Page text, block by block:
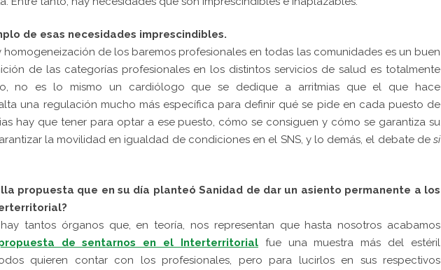
de esas necesidades imprescindibles.
homogeneización de los baremos profesionales en todas las comunidades es un buen
de las categorías profesionales en los distintos servicios de salud es totalmente
no es lo mismo un cardiólogo que se dedique a arritmias que el que hace
una regulación mucho más específica para definir qué se pide en cada puesto de
hay que tener para optar a ese puesto, cómo se consiguen y cómo se garantiza su
la movilidad en igualdad de condiciones en el SNS, y lo demás, el debate de si
propuesta que en su día planteó Sanidad de dar un asiento permanente a los
tantos órganos que, en teoría, nos representan que hasta nosotros acabamos
de sentarnos en el Interterritorialfue una muestra más del estéril
quieren contar con los profesionales, pero para lucirlos en sus respectivos